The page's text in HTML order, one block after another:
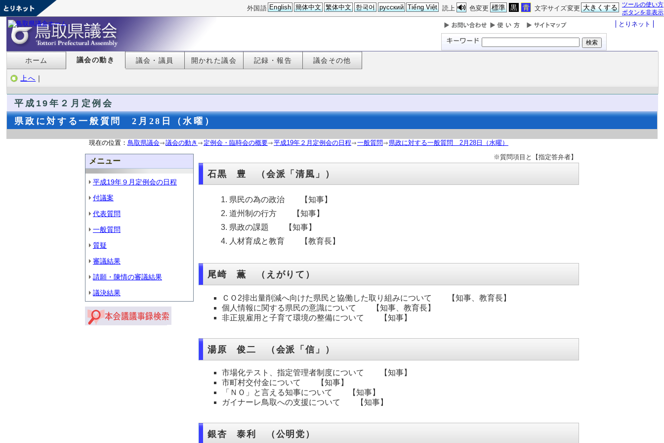
ツールの使い方
ボタンを非表示
文字サイズ変更 大きくする
色変更 標準 黒 青
読上
外国語 English 簡体中文 繁体中文 한국어 русский Tiếng Việt
とりネット
ホーム 議会の動き 議会・議員 開かれた議会 記録・報告 議会その他
上へ ｜
平成19年２月定例会
県政に対する一般質問 2月28日（水曜）
現在の位置： 鳥取県議会 議会の動き 定例会・臨時会の概要 平成19年２月定例会の日程 一般質問 県政に対する一般質問 2月28日（水曜）
メニュー
平成19年９月定例会の日程
付議案
代表質問
一般質問
質疑
審議結果
請願・陳情の審議結果
議決結果
※質問項目と【指定答弁者】
石黒 豊 （会派「清風」）
県民の為の政治 【知事】
道州制の行方 【知事】
県政の課題 【知事】
人材育成と教育 【教育長】
尾崎 薫 （えがりて）
ＣＯ2排出量削減へ向けた県民と協働した取り組みについて 【知事、教育長】
個人情報に関する県民の意識について 【知事、教育長】
非正規雇用と子育て環境の整備について 【知事】
湯原 俊二 （会派「信」）
市場化テスト、指定管理者制度について 【知事】
市町村交付金について 【知事】
「ＮＯ」と言える知事について 【知事】
ガイナーレ鳥取への支援について 【知事】
銀杏 泰利 （公明党）